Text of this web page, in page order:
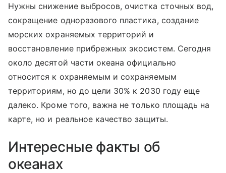
Нужны снижение выбросов, очистка сточных вод,
сокращение одноразового пластика, создание
морских охраняемых территорий и
восстановление прибрежных экосистем. Сегодня
около десятой части океана официально
относится к охраняемым и сохраняемым
территориям, но до цели 30% к 2030 году еще
далеко. Кроме того, важна не только площадь на
карте, но и реальное качество защиты.
Интересные факты об
океанах